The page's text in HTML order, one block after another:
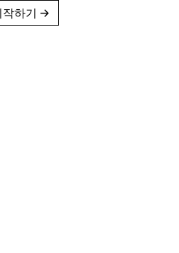
작하기 →